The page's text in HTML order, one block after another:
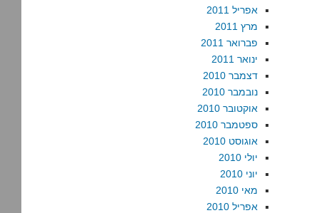
אפריל 2011
מרץ 2011
פברואר 2011
ינואר 2011
דצמבר 2010
נובמבר 2010
אוקטובר 2010
ספטמבר 2010
אוגוסט 2010
יולי 2010
יוני 2010
מאי 2010
אפריל 2010